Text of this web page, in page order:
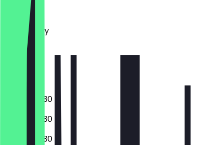
Monday
Tuesday
Wednesday
Thursday
Friday
Saturday
08:30 - 20:30
08:30 - 20:30
08:30 - 20:30